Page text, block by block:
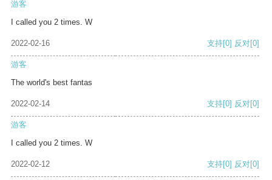
游客
I called you 2 times. W
2022-02-16 支持[0] 反对[0]
游客
The world's best fantas
2022-02-14 支持[0] 反对[0]
游客
I called you 2 times. W
2022-02-12 支持[0] 反对[0]